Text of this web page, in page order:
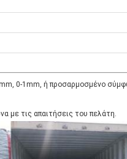
0-1mm, ή προσαρμοσμένο
τις απαιτήσεις του πελάτη.